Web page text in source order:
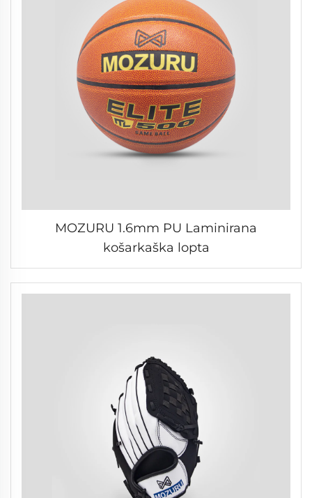
MOZURU 1.6mm PU Laminirana
košarkaška lopta